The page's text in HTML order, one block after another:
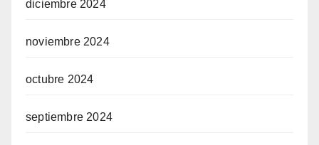
diciembre 2024
noviembre 2024
octubre 2024
septiembre 2024